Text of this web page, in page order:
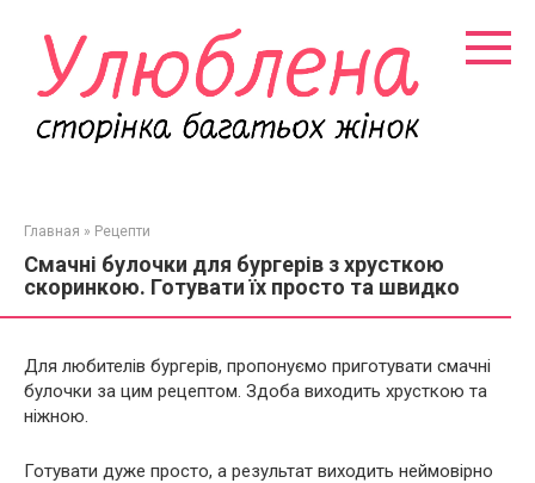
контенту
Главная » Рецепти
Смачні булочки для бургерів з хрусткою
скоринкою. Готувати їх просто та швидко
Для любителів бургерів, пропонуємо приготувати смачні
булочки за цим рецептом. Здоба виходить хрусткою та
ніжною.
Готувати дуже просто, а результат виходить неймовірно